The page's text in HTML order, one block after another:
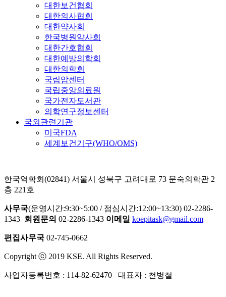
대한보건협회
대한의사협회
대한약사회
한국병원약사회
대한간호협회
대한예방의학회
대한의학회
국립암센터
국립중앙의료원
국가전자도서관
의학연구정보센터
국외관련기관
미국FDA
세계보건기구(WHO/OMS)
한국역학회(02841) 서울시 성북구 고려대로 73 문숙의학관 2
층 221호
사무국(운영시간:9:30~5:00 / 점심시간:12:00~13:30) 02-2286-
1343 회원문의 02-2286-1343 이메일 koepitask@gmail.com
편집사무국 02-745-0662
Copyright ⓒ 2019 KSE. All Rights Reserved.
사업자등록번호 : 114-82-62470 대표자 : 천병철